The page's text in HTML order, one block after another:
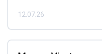
12.07.26